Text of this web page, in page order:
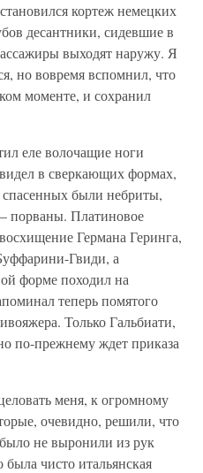
кортеж немецких
десантники, сидевшие в
выходят наружу. Я
но вовремя вспомнил, что
моменте, и сохранил
еле волочащие ноги
в сверкающих формах,
были небриты,
порваны. Платиновое
Германа Геринга,
Гвиди, а
форме походил на
теперь помятого
Только Гальбиати,
по-прежнему ждет приказа
меня, к огромному
очевидно, решили, что
не выронили из рук
чисто итальянская